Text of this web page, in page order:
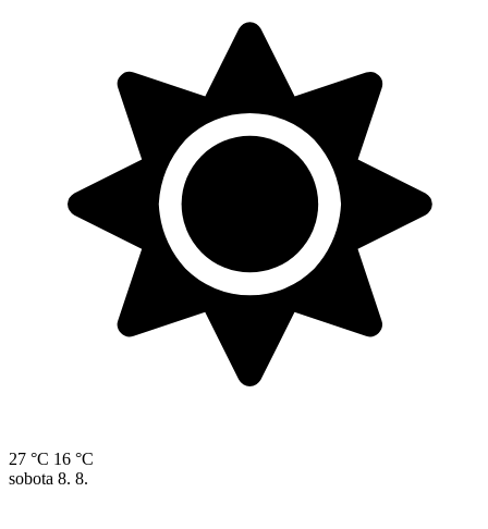
27 °C 16 °C
sobota 8. 8.